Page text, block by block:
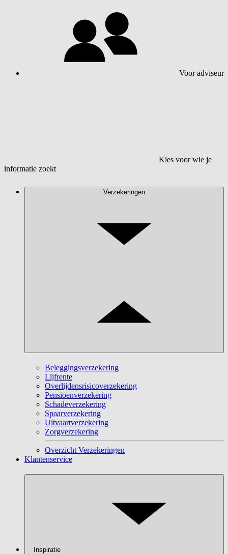
Voor adviseur
Kies voor wie je
informatie zoekt
Verzekeringen
Beleggingsverzekering
Lijfrente
Overlijdensrisicoverzekering
Pensioenverzekering
Schadeverzekering
Spaarverzekering
Uitvaartverzekering
Zorgverzekering
Overzicht Verzekeringen
Klantenservice
Inspiratie